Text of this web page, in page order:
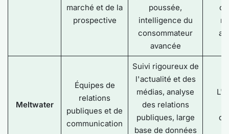
marché et de la
prospective
poussée,
intelligence du
consommateur
avancée
Meltwater
Équipes de
relations
publiques et de
communication
Suivi rigoureux de
l'actualité et des
médias, analyse
des relations
publiques, large
base de données